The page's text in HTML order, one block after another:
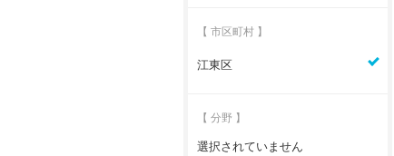
【 市区町村 】
江東区
【 分野 】
選択されていません